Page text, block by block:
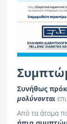
Συνήθως
μολύνονται
Από τα άτομα